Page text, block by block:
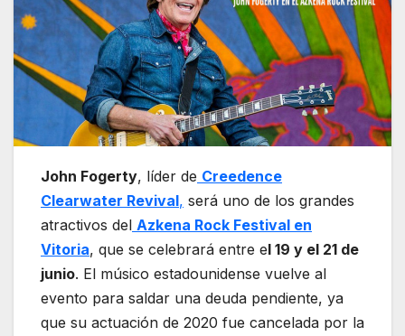
John Fogerty, líder de Creedence
Clearwater Revival, será uno de los grandes
atractivos del Azkena Rock Festival en
Vitoria, que se celebrará entre el 19 y el 21 de
junio. El músico estadounidense vuelve al
evento para saldar una deuda pendiente, ya
que su actuación de 2020 fue cancelada por la